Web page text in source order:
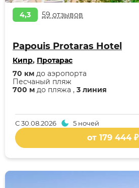
4,3 59 отзывов
Papouis Protaras Hotel
Кипр, Протарас
700 м до пляжа , 3 линия
Песчаный пляж
70 км до аэропорта
С30.08.2026 5 ночей
от 179 444 ₽